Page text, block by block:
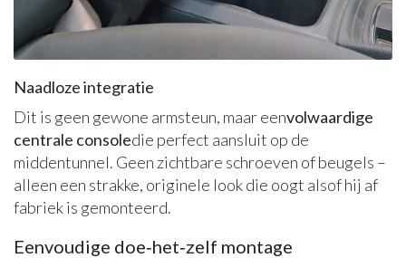
Naadloze integratie
Dit is geen gewone armsteun, maar eenvolwaardige
centrale consoledie perfect aansluit op de
middentunnel. Geen zichtbare schroeven of beugels –
alleen een strakke, originele look die oogt alsof hij af
fabriek is gemonteerd.
Eenvoudige doe‑het‑zelf montage